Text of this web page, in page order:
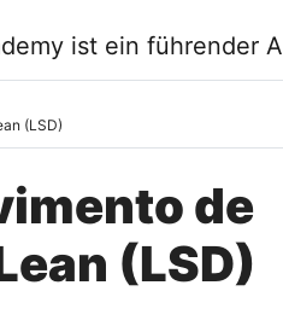
(LSD)
de
(LSD)